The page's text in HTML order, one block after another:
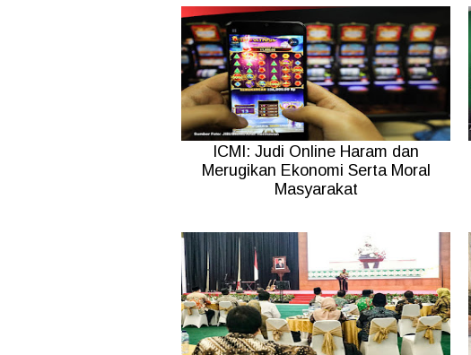
ICMI: Judi Online Haram dan
Merugikan Ekonomi Serta Moral
Masyarakat